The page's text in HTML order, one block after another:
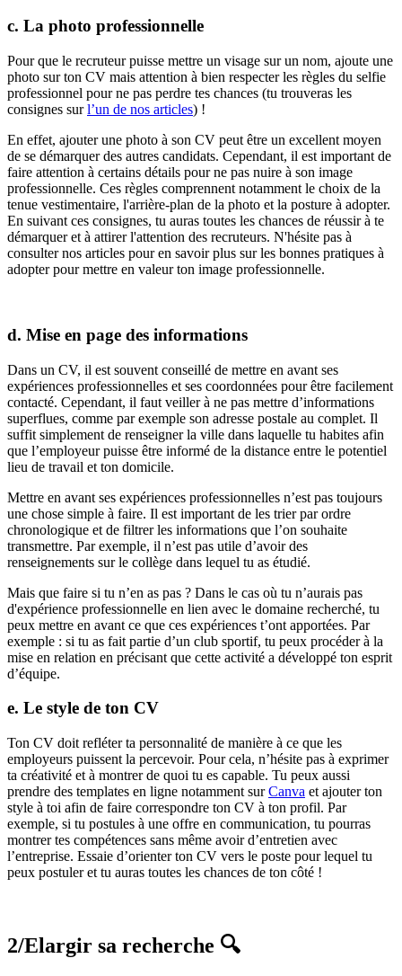
c. La photo professionnelle
Pour que le recruteur puisse mettre un visage sur un nom, ajoute une
photo sur ton CV mais attention à bien respecter les règles du selfie
professionnel pour ne pas perdre tes chances (tu trouveras les
consignes surl’un de nos articles) !
En effet, ajouter une photo à son CV peut être un excellent moyen
de se démarquer des autres candidats. Cependant, il est important de
faire attention à certains détails pour ne pas nuire à son image
professionnelle. Ces règles comprennent notamment le choix de la
tenue vestimentaire, l'arrière-plan de la photo et la posture à adopter.
En suivant ces consignes, tu auras toutes les chances de réussir à te
démarquer et à attirer l'attention des recruteurs. N'hésite pas à
consulter nos articles pour en savoir plus sur les bonnes pratiques à
adopter pour mettre en valeur ton image professionnelle.
d. Mise en page des informations
Dans un CV, il est souvent conseillé de mettre en avant ses
expériences professionnelles et ses coordonnées pour être facilement
contacté. Cependant, il faut veiller à ne pas mettre d’informations
superflues, comme par exemple son adresse postale au complet. Il
suffit simplement de renseigner la ville dans laquelle tu habites afin
que l’employeur puisse être informé de la distance entre le potentiel
lieu de travail et ton domicile.
Mettre en avant ses expériences professionnelles n’est pas toujours
une chose simple à faire. Il est important de les trier par ordre
chronologique et de filtrer les informations que l’on souhaite
transmettre. Par exemple, il n’est pas utile d’avoir des
renseignements sur le collège dans lequel tu as étudié.
Mais que faire si tu n’en as pas ? Dans le cas où tu n’aurais pas
d'expérience professionnelle en lien avec le domaine recherché, tu
peux mettre en avant ce que ces expériences t’ont apportées. Par
exemple : si tu as fait partie d’un club sportif, tu peux procéder à la
mise en relation en précisant que cette activité a développé ton esprit
d’équipe.
e. Le style de ton CV
Ton CV doit refléter ta personnalité de manière à ce que les
employeurs puissent la percevoir. Pour cela, n’hésite pas à exprimer
ta créativité et à montrer de quoi tu es capable. Tu peux aussi
prendre des templates en ligne notamment surCanva et ajouter ton
style à toi afin de faire correspondre ton CV à ton profil. Par
exemple, si tu postules à une offre en communication, tu pourras
montrer tes compétences sans même avoir d’entretien avec
l’entreprise. Essaie d’orienter ton CV vers le poste pour lequel tu
peux postuler et tu auras toutes les chances de ton côté !
2/Elargir sa recherche 🔍